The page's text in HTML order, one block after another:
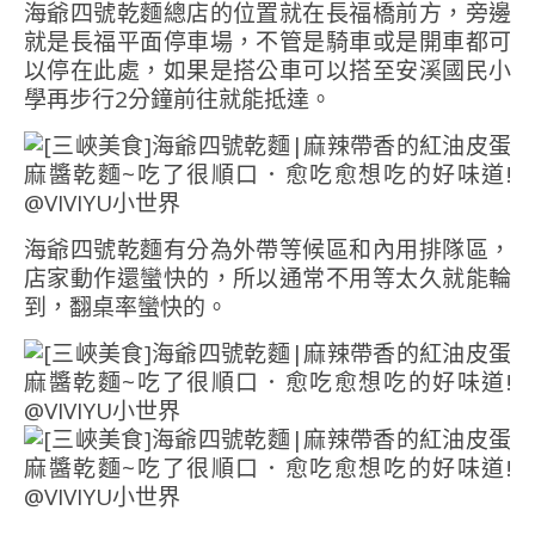
海爺四號乾麵總店的位置就在長福橋前方，旁邊
就是長福平面停車場，不管是騎車或是開車都可
以停在此處，如果是搭公車可以搭至安溪國民小
學再步行2分鐘前往就能抵達。
海爺四號乾麵有分為外帶等候區和內用排隊區，
店家動作還蠻快的，所以通常不用等太久就能輪
到，翻桌率蠻快的。